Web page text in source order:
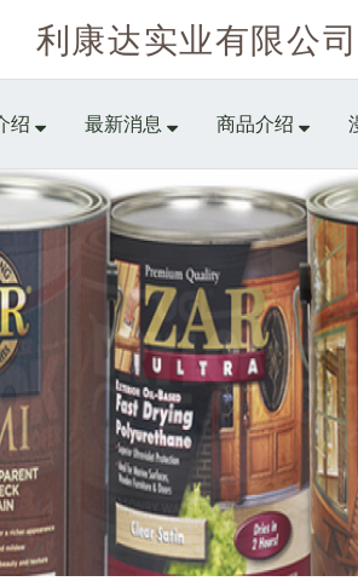
利康达实业有限公司
绍 最新消息 商品介绍